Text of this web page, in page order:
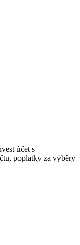
účet s
poplatky za výběry